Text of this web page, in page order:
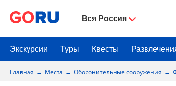
Вся Россия
Экскурсии Туры Квесты
Главная Места Оборонительные сооружения